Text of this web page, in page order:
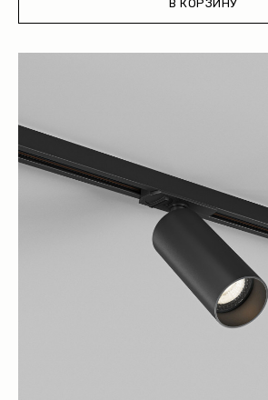
В КОРЗИНУ